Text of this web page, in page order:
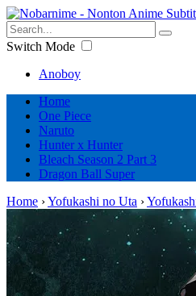
Switch Mode
Anoboy
Home
One Piece
Naruto
Hunter x Hunter
Bleach Season 2 Part 3
Dragon Ball Super
Home ›Yofukashi no Uta ›